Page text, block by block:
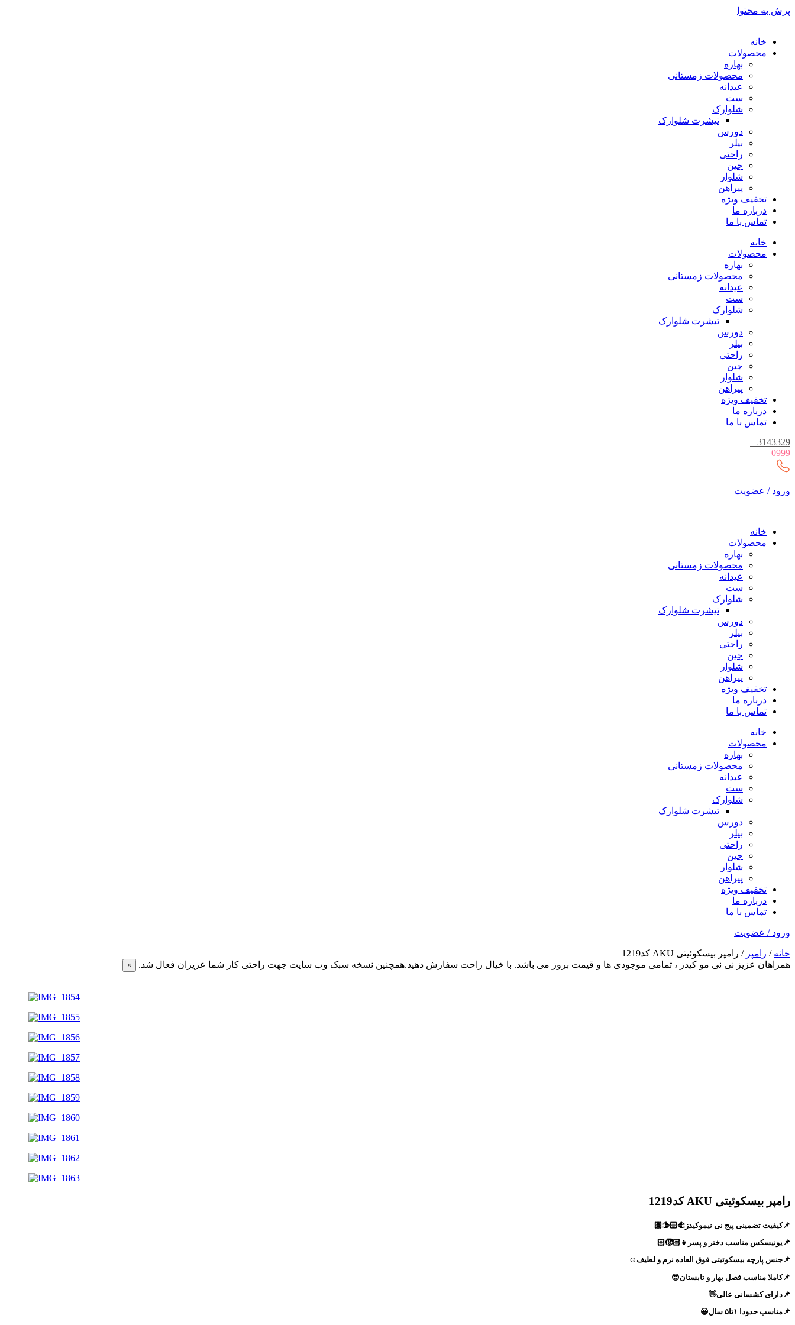
پرش به محتوا
خانه
محصولات
بهاره
محصولات زمستانی
عیدانه
ست
شلوارک
تیشرت شلوارک
دورس
بیلر
راحتی
جین
شلوار
پیراهن
تخفیف ویژه
درباره ما
تماس با ما
خانه
محصولات
بهاره
محصولات زمستانی
عیدانه
ست
شلوارک
تیشرت شلوارک
دورس
بیلر
راحتی
جین
شلوار
پیراهن
تخفیف ویژه
درباره ما
تماس با ما
3143329
0999
ورود / عضویت
خانه
محصولات
بهاره
محصولات زمستانی
عیدانه
ست
شلوارک
تیشرت شلوارک
دورس
بیلر
راحتی
جین
شلوار
پیراهن
تخفیف ویژه
درباره ما
تماس با ما
خانه
محصولات
بهاره
محصولات زمستانی
عیدانه
ست
شلوارک
تیشرت شلوارک
دورس
بیلر
راحتی
جین
شلوار
پیراهن
تخفیف ویژه
درباره ما
تماس با ما
ورود / عضویت
خانه / رامپر / رامپر بیسکوئیتی AKU کد1219
همراهان عزیز نی نی مو کیدز ، تمامی موجودی ها و قیمت بروز می باشد. با خیال راحت سفارش دهید.همچنین نسخه سبک وب سایت جهت راحتی کار شما عزیزان فعال شد. ×
رامپر بیسکوئیتی AKU کد1219
📌کیفیت تضمینی پیج نی نیموکیدز🫱🏻‍🫲🏽
📌یونیسکس مناسب دختر و پسر👧🏻🧒🏻
📌جنس پارچه بیسکوئیتی فوق العاده نرم و لطیف☺️
📌کاملا مناسب فصل بهار و تابستان😎
📌دارای کشسانی عالی👋
📌مناسب حدودا ۱تا۵ سال😀